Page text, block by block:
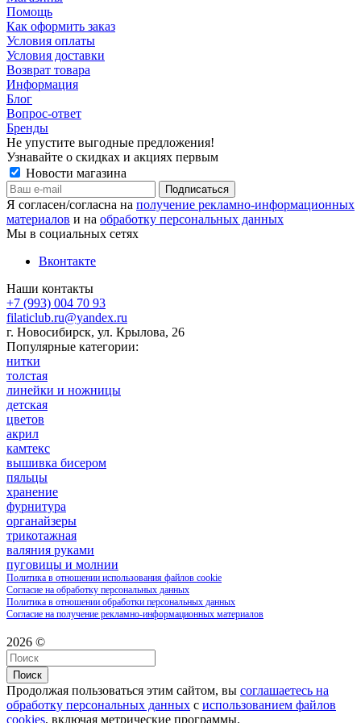
Помощь
Как оформить заказ
Условия оплаты
Условия доставки
Возврат товара
Информация
Блог
Вопрос-ответ
Бренды
Не упустите выгодные предложения!
Узнавайте о скидках и акциях первым
Новости магазина
Я согласен/согласна на получение рекламно-информационных
материалов и на обработку персональных данных
Мы в социальных сетях
Вконтакте
Наши контакты
+7 (993) 004 70 93
filaticlub.ru@yandex.ru
г. Новосибирск, ул. Крылова, 26
Популярные категории:
нитки
толстая
линейки и ножницы
детская
цветов
акрил
камтекс
вышивка бисером
пяльцы
хранение
фурнитура
органайзеры
трикотажная
валяния руками
пуговицы и молнии
Политика в отношении использования файлов cookie
Согласие на обработку персональных данных
Политика в отношении обработки персональных данных
Согласие на получение рекламно-информационных материалов
2026 ©
Поиск
Продолжая пользоваться этим сайтом, вы соглашаетесь на
обработку персональных данных с использованием файлов
cookies, включая метрические программы.